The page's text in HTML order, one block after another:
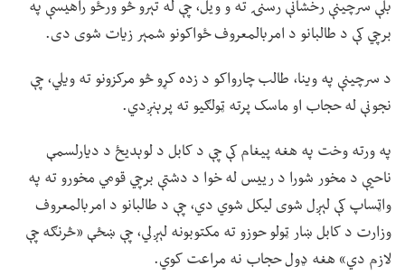
بلې سرچینې رخشانې رسنۍ ته و ویل، چې له تېرو څو ورځو راهیسې په
برچي کې د طالبانو د امربالمعروف ځواکونو شمېر زیات شوی دی.
د سرچینې په وینا، طالب چارواکو د زده کړو څو مرکزونو ته ویلي، چې
نجونې له حجاب او ماسک پرته ټولګیو ته پرېنږدي.
په ورته وخت په هغه پیغام کې چې د کابل د لوېدیځ د دیارلسمې
ناحیې د مخور شورا د رییس له خوا د دشتې برچي قومي مخورو ته په
واټساپ کې لېږل شوی لیکل شوي دي، چې د طالبانو د امربالمعروف
وزارت د کابل ښار ټولو حوزو ته مکتوبونه لېږلي، چې ښځې «څرنګه چې
لازم دي» هغه ډول حجاب نه مراعت کوي.